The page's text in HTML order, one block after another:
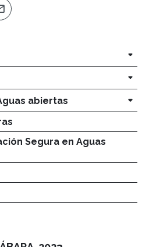
abiertas
Segura en Aguas